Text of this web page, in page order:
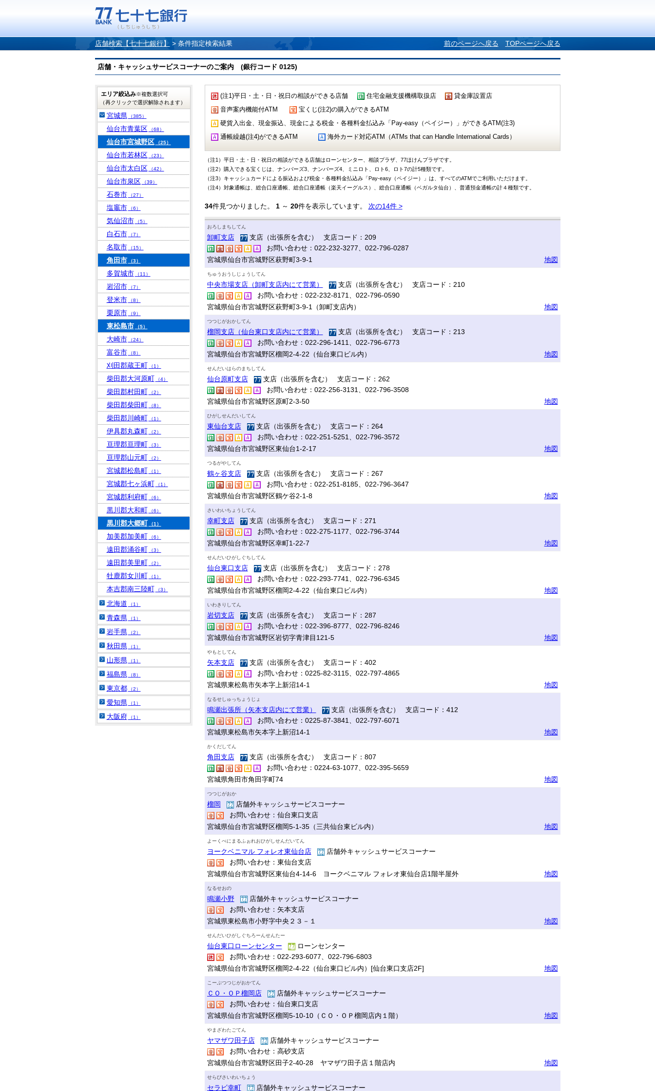
店舗検索【七十七銀行】 > 条件指定検索結果 前のページへ戻る TOPページへ戻る
店舗・キャッシュサービスコーナーのご案内 (銀行コード 0125)
(注1)平日・土・日・祝日の相談ができる店舗 住宅金融支援機構取扱店
貸金庫設置店
音声案内機能付ATM
宝くじ(注2)の購入ができるATM
硬貨入出金、現金振込、現金による税金・各種料金払込み「Pay-easy（ペイジー）」ができるATM(注3)
通帳繰越(注4)ができるATM
海外カード対応ATM（ATMs that can Handle International Cards）
（注1）平日・土・日・祝日の相談ができる店舗はローンセンター、相談プラザ、77ほけんプラザです。
（注2）購入できる宝くじは、ナンバーズ3、ナンバーズ4、ミニロト、ロト6、ロト7の計5種類です。
（注3）キャッシュカードによる振込および税金・各種料金払込み「Pay-easy（ペイジー）」は、すべてのATMでご利用いただけます。
（注4）対象通帳は、総合口座通帳、総合口座通帳（楽天イーグルス）、総合口座通帳（ベガルタ仙台）、普通預金通帳の計４種類です。
34件見つかりました。 1～ 20件を表示しています。 次の14件 >
おろしまちしてん
卸町支店
支店（出張所を含む） 支店コード：209
お問い合わせ：022-232-3277、022-796-0287
宮城県仙台市宮城野区萩野町3-9-1
地図
ちゅうおうしじょうしてん
中央市場支店（卸町支店内にて営業）
支店（出張所を含む） 支店コード：210
お問い合わせ：022-232-8171、022-796-0590
宮城県仙台市宮城野区萩野町3-9-1（卸町支店内）
地図
つつじがおかしてん
榴岡支店（仙台東口支店内にて営業）
支店（出張所を含む） 支店コード：213
お問い合わせ：022-296-1411、022-796-6773
宮城県仙台市宮城野区榴岡2-4-22（仙台東口ビル内）
地図
せんだいはらのまちしてん
仙台原町支店
支店（出張所を含む） 支店コード：262
お問い合わせ：022-256-3131、022-796-3508
宮城県仙台市宮城野区原町2-3-50
地図
ひがしせんだいしてん
東仙台支店
支店（出張所を含む） 支店コード：264
お問い合わせ：022-251-5251、022-796-3572
宮城県仙台市宮城野区東仙台1-2-17
地図
つるがやしてん
鶴ヶ谷支店
支店（出張所を含む） 支店コード：267
お問い合わせ：022-251-8185、022-796-3647
宮城県仙台市宮城野区鶴ケ谷2-1-8
地図
さいわいちょうしてん
幸町支店
支店（出張所を含む） 支店コード：271
お問い合わせ：022-275-1177、022-796-3744
宮城県仙台市宮城野区幸町1-22-7
地図
せんだいひがしぐちしてん
仙台東口支店
支店（出張所を含む） 支店コード：278
お問い合わせ：022-293-7741、022-796-6345
宮城県仙台市宮城野区榴岡2-4-22（仙台東口ビル内）
地図
いわきりしてん
岩切支店
支店（出張所を含む） 支店コード：287
お問い合わせ：022-396-8777、022-796-8246
宮城県仙台市宮城野区岩切字青津目121-5
地図
やもとしてん
矢本支店
支店（出張所を含む） 支店コード：402
お問い合わせ：0225-82-3115、022-797-4865
宮城県東松島市矢本字上新沼14-1
地図
なるせしゅっちょうじょ
鳴瀬出張所（矢本支店内にて営業）
支店（出張所を含む） 支店コード：412
お問い合わせ：0225-87-3841、022-797-6071
宮城県東松島市矢本字上新沼14-1
地図
かくだしてん
角田支店
支店（出張所を含む） 支店コード：807
お問い合わせ：0224-63-1077、022-395-5659
宮城県角田市角田字町74
地図
つつじがおか
榴岡
店舗外キャッシュサービスコーナー
お問い合わせ：仙台東口支店
宮城県仙台市宮城野区榴岡5-1-35（三共仙台東ビル内）
地図
よーくべにまるふぉれおひがしせんだいてん
ヨークベニマル フォレオ東仙台店
店舗外キャッシュサービスコーナー
お問い合わせ：東仙台支店
宮城県仙台市宮城野区東仙台4-14-6 ヨークベニマル フォレオ東仙台店1階半屋外
地図
なるせおの
鳴瀬小野
店舗外キャッシュサービスコーナー
お問い合わせ：矢本支店
宮城県東松島市小野字中央２３－１
地図
せんだいひがしぐちろーんせんたー
仙台東口ローンセンター
ローンセンター
お問い合わせ：022-293-6077、022-796-6803
宮城県仙台市宮城野区榴岡2-4-22（仙台東口ビル内）[仙台東口支店2F]
地図
こーぷつつじがおかてん
ＣＯ・ＯＰ榴岡店
店舗外キャッシュサービスコーナー
お問い合わせ：仙台東口支店
宮城県仙台市宮城野区榴岡5-10-10（ＣＯ・ＯＰ榴岡店内１階）
地図
やまざわたごてん
ヤマザワ田子店
店舗外キャッシュサービスコーナー
お問い合わせ：高砂支店
宮城県仙台市宮城野区田子2-40-28 ヤマザワ田子店１階店内
地図
せらびさいわいちょう
セラビ幸町 店舗外キャッシュサービスコーナー
エリア絞込み※複数選択可
（再クリックで選択解除されます）
宮城県 （385）
仙台市青葉区 （68）
仙台市宮城野区 （25）
仙台市若林区 （23）
仙台市太白区 （42）
仙台市泉区 （39）
石巻市 （27）
塩竈市 （6）
気仙沼市 （5）
白石市 （7）
名取市 （15）
角田市 （3）
多賀城市 （11）
岩沼市 （7）
登米市 （8）
栗原市 （9）
東松島市 （5）
大崎市 （24）
富谷市 （8）
刈田郡蔵王町 （1）
柴田郡大河原町 （4）
柴田郡村田町 （2）
柴田郡柴田町 （8）
柴田郡川崎町 （1）
伊具郡丸森町 （2）
亘理郡亘理町 （3）
亘理郡山元町 （2）
宮城郡松島町 （1）
宮城郡七ヶ浜町 （1）
宮城郡利府町 （6）
黒川郡大和町 （6）
黒川郡大郷町 （1）
加美郡加美町 （6）
遠田郡涌谷町 （3）
遠田郡美里町 （2）
牡鹿郡女川町 （1）
本吉郡南三陸町 （3）
北海道 （1）
青森県 （1）
岩手県 （2）
秋田県 （1）
山形県 （1）
福島県 （8）
東京都 （2）
愛知県 （1）
大阪府 （1）